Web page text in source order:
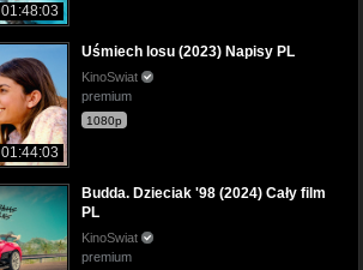
01:48:03
01:44:03
Uśmiech losu (2023) Napisy PL
KinoSwiat
premium
1080p
Budda. Dzieciak '98 (2024) Cały film
PL
KinoSwiat
premium